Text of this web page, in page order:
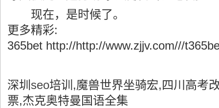
现在，是时候了。
更多精彩:
365bet http://http://www.zjjv.com///
深圳 seo培训,魔兽世界坐骑宏,四川高考
票,杰克奥特曼国语全集